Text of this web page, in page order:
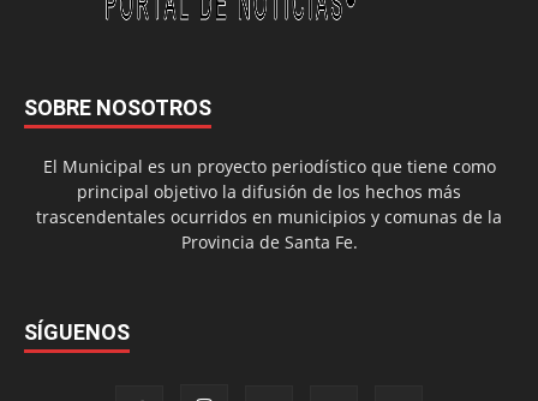
SOBRE NOSOTROS
El Municipal es un proyecto periodístico que tiene como
principal objetivo la difusión de los hechos más
trascendentales ocurridos en municipios y comunas de la
Provincia de Santa Fe.
SÍGUENOS